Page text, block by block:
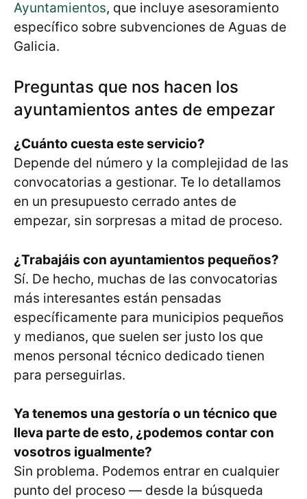
Ayuntamientos, que incluye asesoramiento
específico sobre subvenciones de Aguas de
Galicia.
Preguntas que nos hacen los
ayuntamientos antes de empezar
¿Cuánto cuesta este servicio?
Depende del número y la complejidad de las
convocatorias a gestionar. Te lo detallamos
en un presupuesto cerrado antes de
empezar, sin sorpresas a mitad de proceso.
¿Trabajáis con ayuntamientos pequeños?
Sí. De hecho, muchas de las convocatorias
más interesantes están pensadas
específicamente para municipios pequeños
y medianos, que suelen ser justo los que
menos personal técnico dedicado tienen
para perseguirlas.
Ya tenemos una gestoría o un técnico que
lleva parte de esto, ¿podemos contar con
vosotros igualmente?
Sin problema. Podemos entrar en cualquier
punto del proceso — desde la búsqueda